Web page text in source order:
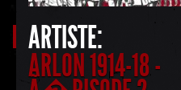
ARTISTE:
ARLON 1914-18 -